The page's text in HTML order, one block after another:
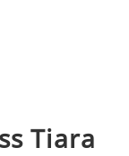
Tiara